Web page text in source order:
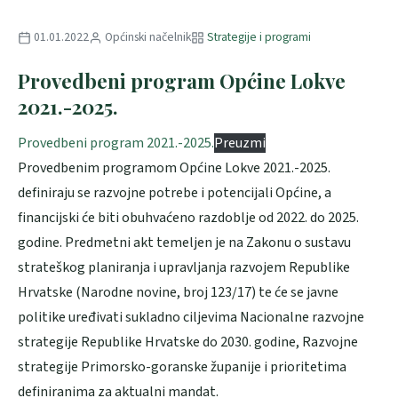
01.01.2022 Općinski načelnik Strategije i programi
Provedbeni program Općine Lokve
2021.-2025.
Provedbeni program 2021.-2025.Preuzmi
Provedbenim programom Općine Lokve 2021.-2025.
definiraju se razvojne potrebe i potencijali Općine, a
financijski će biti obuhvaćeno razdoblje od 2022. do 2025.
godine. Predmetni akt temeljen je na Zakonu o sustavu
strateškog planiranja i upravljanja razvojem Republike
Hrvatske (Narodne novine, broj 123/17) te će se javne
politike uređivati sukladno ciljevima Nacionalne razvojne
strategije Republike Hrvatske do 2030. godine, Razvojne
strategije Primorsko-goranske županije i prioritetima
definiranima za aktualni mandat.